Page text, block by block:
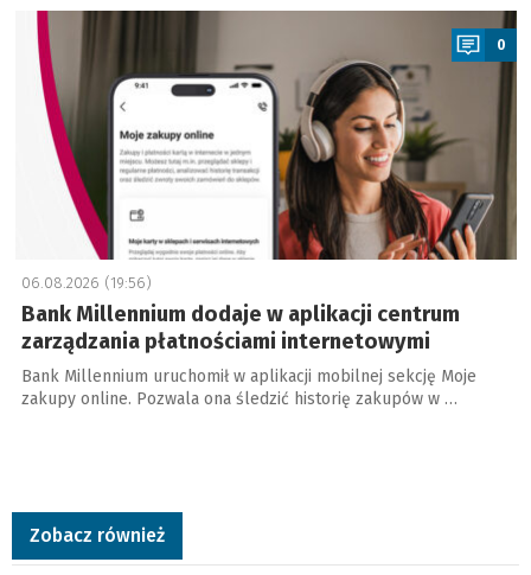
0
06.08.2026 (19:56)
Bank Millennium dodaje w aplikacji centrum
zarządzania płatnościami internetowymi
Bank Millennium uruchomił w aplikacji mobilnej sekcję Moje
zakupy online. Pozwala ona śledzić historię zakupów w …
Zobacz również